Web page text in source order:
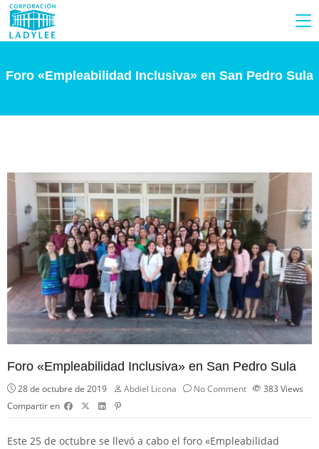
Foro «Empleabilidad Inclusiva» en San Pedro Sula
Foro «Empleabilidad Inclusiva» en San Pedro Sula
28 de octubre de 2019 Abdiel Licona No Comment 383 Views
Compartir en
Este 25 de octubre se llevó a cabo el foro «Empleabilidad